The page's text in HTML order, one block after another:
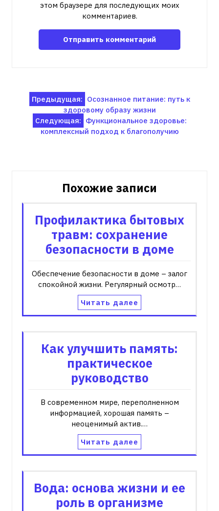
этом браузере для последующих моих
комментариев.
Навигация
записям
Предыдущая: Осознанное питание: путь к
здоровому образу жизни
Следующая: Функциональное здоровье:
комплексный подход к благополучию
Похожие записи
Профилактика бытовых
травм: сохранение
безопасности в доме
Обеспечение безопасности в доме – залог
спокойной жизни. Регулярный осмотр…
Читать далее
Как улучшить память:
практическое
руководство
В современном мире, переполненном
информацией, хорошая память –
неоценимый актив.…
Читать далее
Вода: основа жизни и ее
роль в организме